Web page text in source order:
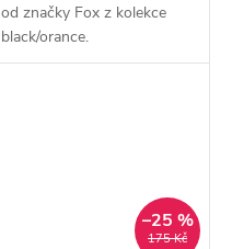
od značky Fox z kolekce
black/orance.
175 Kč
–25 %